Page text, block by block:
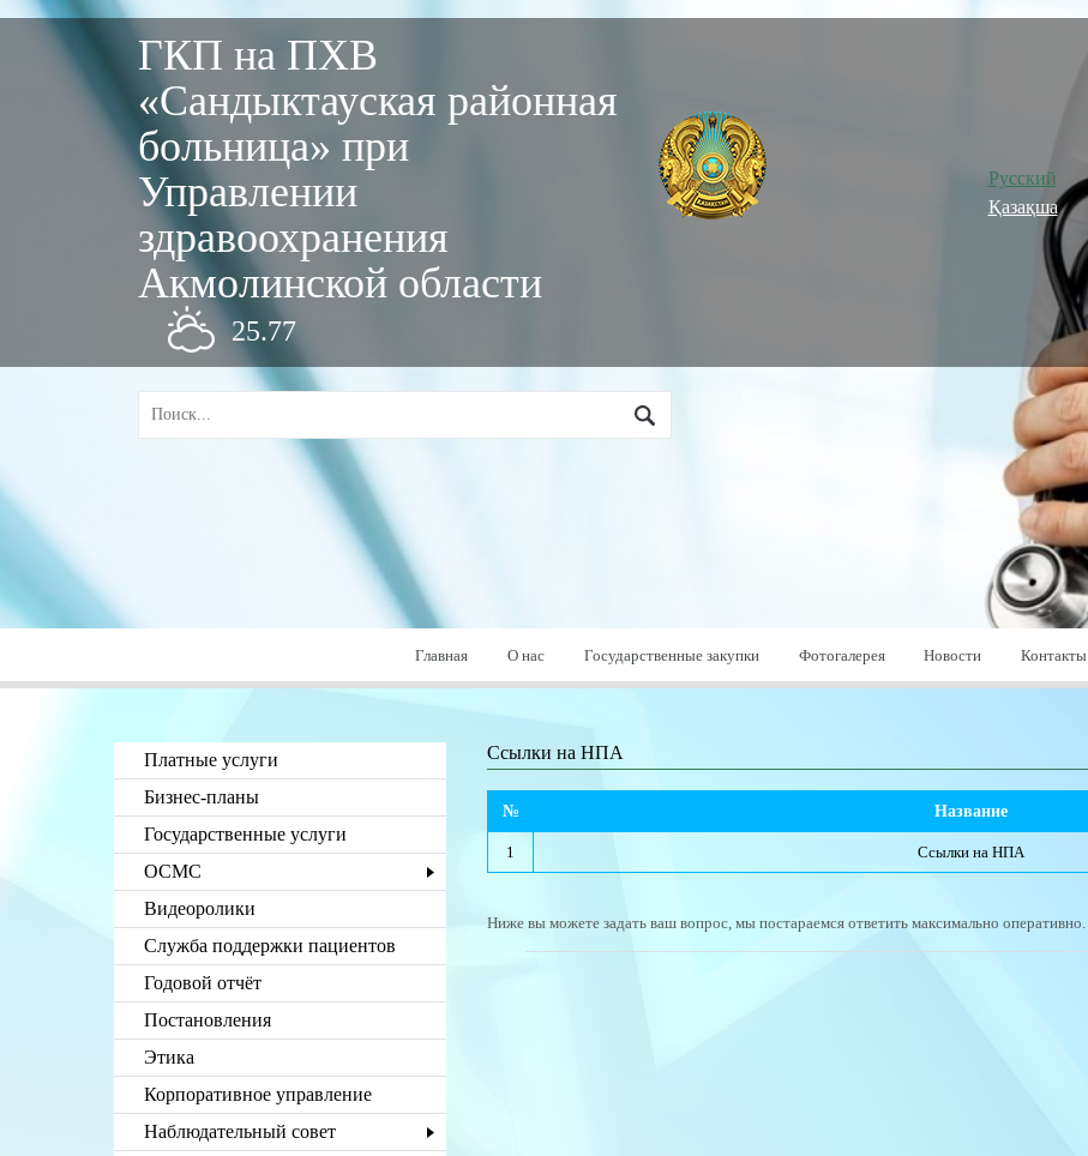
ГКП на ПХВ
«Сандыктауская районная
больница» при
Управлении
здравоохранения
Акмолинской области
25.77
Русский
Қазақша
Главная О нас Государственные закупки Фотогалерея Новости Контакты
Платные услуги
Бизнес-планы
Государственные услуги
ОСМС
Видеоролики
Служба поддержки пациентов
Годовой отчёт
Постановления
Этика
Корпоративное управление
Наблюдательный совет
Ссылки на НПА
№ Название
1 Ссылки на НПА
Ниже вы можете задать ваш вопрос, мы постараемся ответить максимально оперативно.